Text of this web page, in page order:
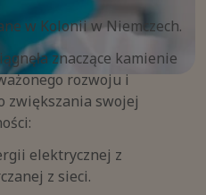
w Kolonii w Niemczech.
znaczące kamienie
rozwoju i
zwiększania swojej
elektrycznej z
z sieci.